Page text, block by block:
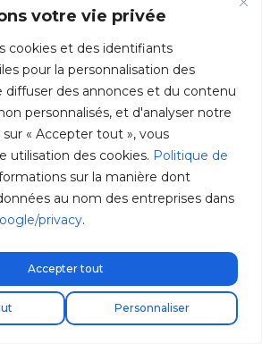
votre vie privée
cookies et des identifiants
pour la personnalisation des
diffuser des annonces et du contenu
personnalisés, et d'analyser notre
« Accepter tout », vous
utilisation des cookies. Politique de
sur la manière dont
au nom des entreprises dans
privacy.
Personnaliser
Accepter tout
Livraison express gratuite !